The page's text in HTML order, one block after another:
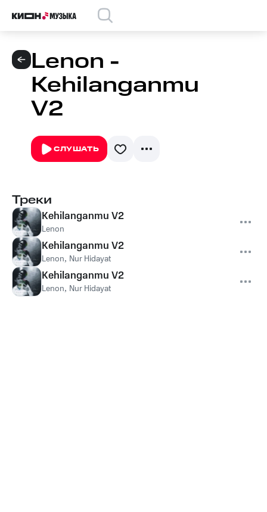
Lenon -
Kehilanganmu
V2
СЛУШАТЬ
Треки
Kehilanganmu V2
Lenon
Kehilanganmu V2
Lenon, Nur Hidayat
Kehilanganmu V2
Lenon, Nur Hidayat